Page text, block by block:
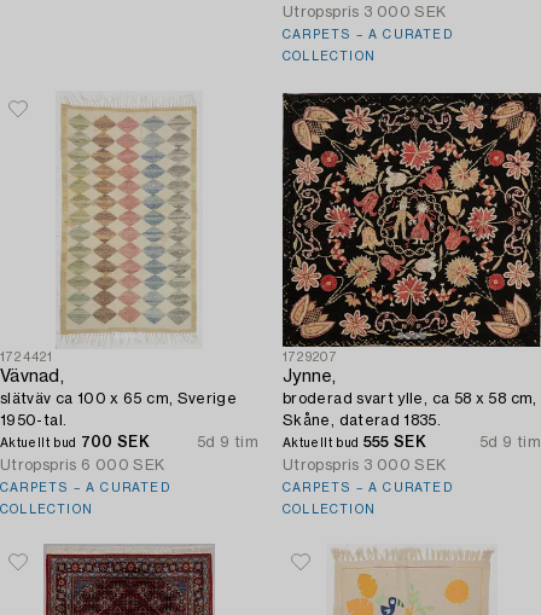
Utropspris 3 000 SEK
CARPETS – A CURATED
COLLECTION
1724421
Vävnad,
slätväv ca 100 x 65 cm, Sverige
1950-tal.
Aktuellt bud 700 SEK
5d 9 tim
Utropspris 6 000 SEK
CARPETS – A CURATED
COLLECTION
1729207
Jynne,
broderad svart ylle, ca 58 x 58 cm,
Skåne, daterad 1835.
Aktuellt bud 555 SEK
5d 9 tim
Utropspris 3 000 SEK
CARPETS – A CURATED
COLLECTION